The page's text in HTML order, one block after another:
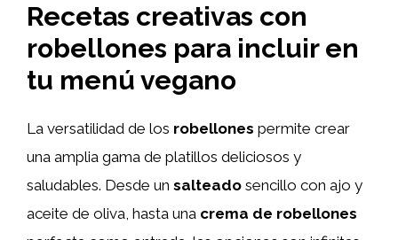
Recetas creativas con
robellones para incluir en
tu menú vegano
La versatilidad de los robellones permite crear
una amplia gama de platillos deliciosos y
saludables. Desde un salteado sencillo con ajo y
aceite de oliva, hasta una crema de robellones